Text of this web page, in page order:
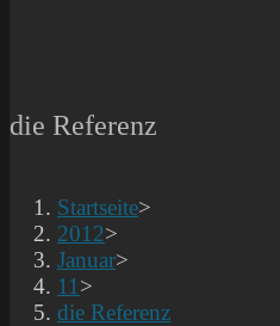
die Referenz
Startseite>
2012>
Januar>
11 >
die Referenz